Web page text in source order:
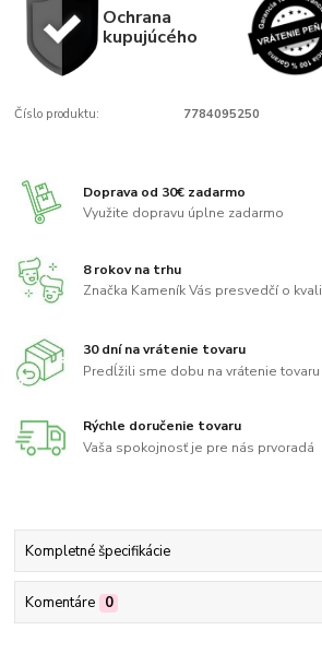
Ochrana
kupujúcého
Číslo produktu: 7784095250
Doprava od 30€ zadarmo
Využite dopravu úplne zadarmo
8 rokov na trhu
Značka Kameník Vás presvedčí o
30 dní na vrátenie tovaru
Predĺžili sme dobu na vrátenie tovaru
Rýchle doručenie tovaru
Vaša spokojnosť je pre nás prvoradá
Kompletné špecifikácie
Komentáre 0